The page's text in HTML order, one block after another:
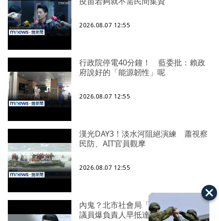
2026.08.07 12:55
行政院停電40分鐘！ 藍委批：賴政
府說好的「能源韌性」呢
2026.08.07 12:55
漢光DAY3！淡水河阻絕演練 蕭視察
民防、AIT官員觀摩
2026.08.07 12:55
內鬼？北市社會局「無預警稽查」
議員爆負責人早抵達等待